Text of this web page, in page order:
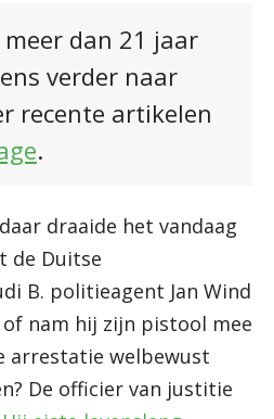
meer dan 21 jaar
verder naar
recente artikelen
.
draaide het vandaag
de Duitse
B. politieagent Jan Wind
nam hij zijn pistool mee
arrestatie welbewust
De officier van justitie